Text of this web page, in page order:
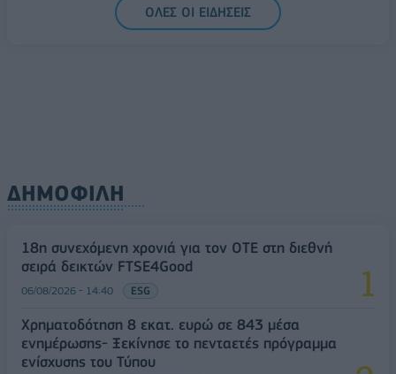
ΟΛΕΣ ΟΙ ΕΙΔΗΣΕΙΣ
ΔΗΜΟΦΙΛΗ
18η συνεχόμενη χρονιά για τον ΟΤΕ στη διεθνή
σειρά δεικτών FTSE4Good
06/08/2026 - 14:40 ESG
Χρηματοδότηση 8 εκατ. ευρώ σε 843 μέσα
ενημέρωσης- Ξεκίνησε το πενταετές πρόγραμμα
ενίσχυσης του Τύπου